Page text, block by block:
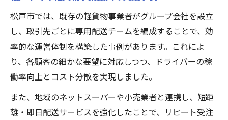
松戸市では、既存の軽貨物事業者がグループ会社を設立
し、取引先ごとに専用配送チームを編成することで、効
率的な運営体制を構築した事例があります。これによ
り、各顧客の細かな要望に対応しつつ、ドライバーの稼
働率向上とコスト分散を実現しました。
また、地域のネットスーパーや小売業者と連携し、短距
離・即日配送サービスを強化したことで、リピート受注